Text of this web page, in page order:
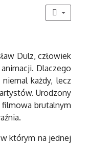
Dulz, człowiek
Dlaczego
każdy, lecz
Urodzony
brutalnym
którym na jednej